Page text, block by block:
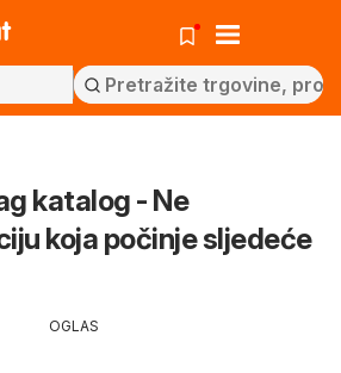
katalog - Ne
koja počinje sljedeće
OGLAS